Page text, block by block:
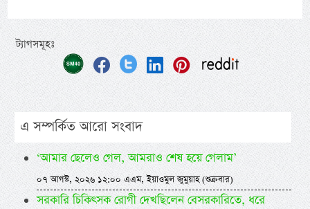
ট্যাগসমূহঃ
এ সম্পর্কিত আরো সংবাদ
‘আমার ছেলেও গেল, আমরাও শেষ হয়ে গেলাম’
০৭ আগস্ট, ২০২৬ ১২:০০ এএম, ইয়াওমুল জুমুয়াহ (শুক্রবার)
সরকারি চিকিৎসক রোগী দেখছিলেন বেসরকারিতে, ধরে